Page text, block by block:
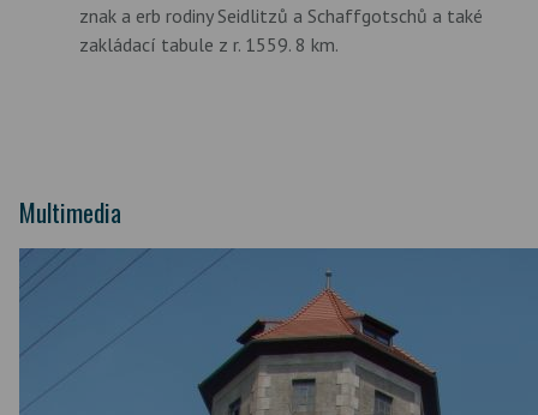
znak a erb rodiny Seidlitzů a Schaffgotschů a také
zakládací tabule z r. 1559. 8 km.
Multimedia